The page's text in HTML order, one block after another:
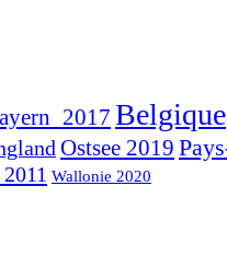
Belgique
Ostsee 2019
Wallonie 2020